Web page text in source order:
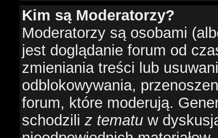
Kim są Moderatorzy?
Moderatorzy są osobami
jest doglądanie forum od
zmieniania treści lub
odblokowywania,
forum, które moderują.
schodzili z tematu w